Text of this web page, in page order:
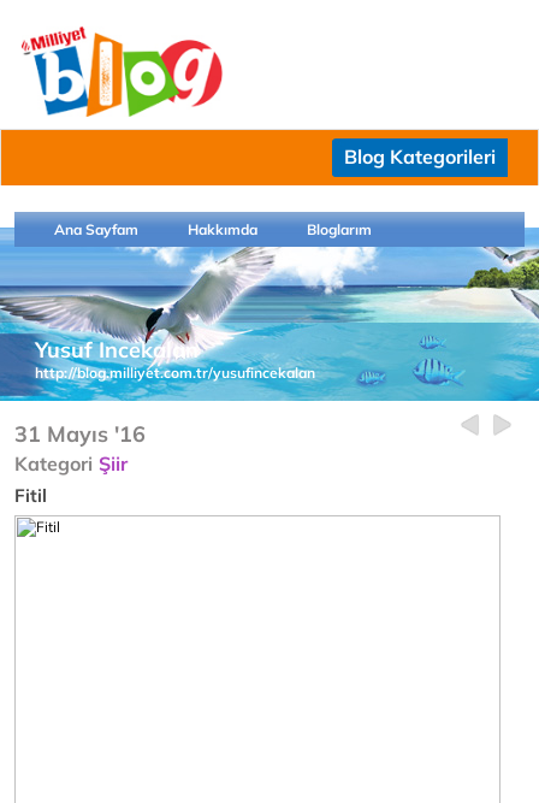
Blog Kategorileri
Ana Sayfam Hakkımda Bloglarım
Yusuf Incekalan
http://blog.milliyet.com.tr/yusufincekalan
31 Mayıs '16
Kategori Şiir
Fitil